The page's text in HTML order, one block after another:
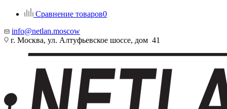
Сравнение товаров0
info@netlan.moscow
г. Москва, ул. Алтуфьевское шоссе, дом 41